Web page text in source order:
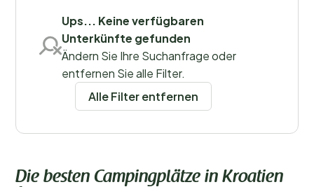
Regionen
Ups... Keine verfügbaren
Unterkünfte gefunden
Ändern Sie Ihre Suchanfrage oder
entfernen Sie alle Filter.
Alle Filter entfernen
Die besten Campingplätze in Kroatien